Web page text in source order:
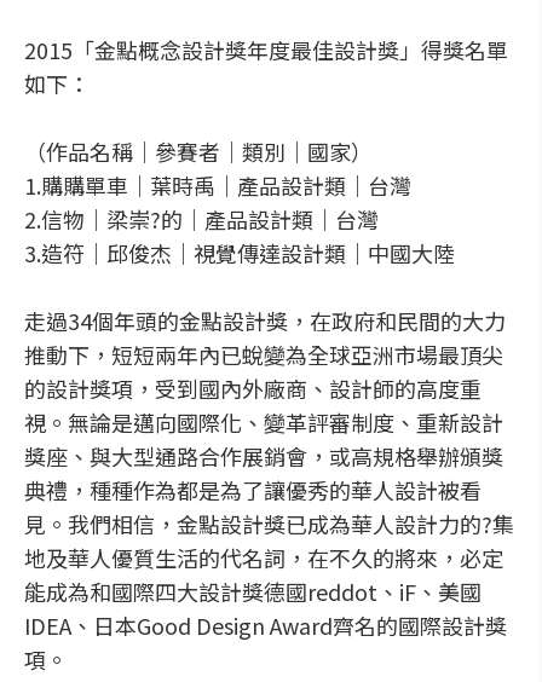
2015「金點概念設計獎年度最佳設計獎」得獎名單
如下：
（作品名稱｜參賽者｜類別｜國家）
1.購購單車｜葉時禹｜產品設計類｜台灣
2.信物｜梁崇?的｜產品設計類｜台灣
3.造符｜邱俊杰｜視覺傳達設計類｜中國大陸
走過34個年頭的金點設計獎，在政府和民間的大力
推動下，短短兩年內已蛻變為全球亞洲市場最頂尖
的設計獎項，受到國內外廠商、設計師的高度重
視。無論是邁向國際化、變革評審制度、重新設計
獎座、與大型通路合作展銷會，或高規格舉辦頒獎
典禮，種種作為都是為了讓優秀的華人設計被看
見。我們相信，金點設計獎已成為華人設計力的?集
地及華人優質生活的代名詞，在不久的將來，必定
能成為和國際四大設計獎德國reddot、iF、美國
IDEA、日本Good Design Award齊名的國際設計獎
項。